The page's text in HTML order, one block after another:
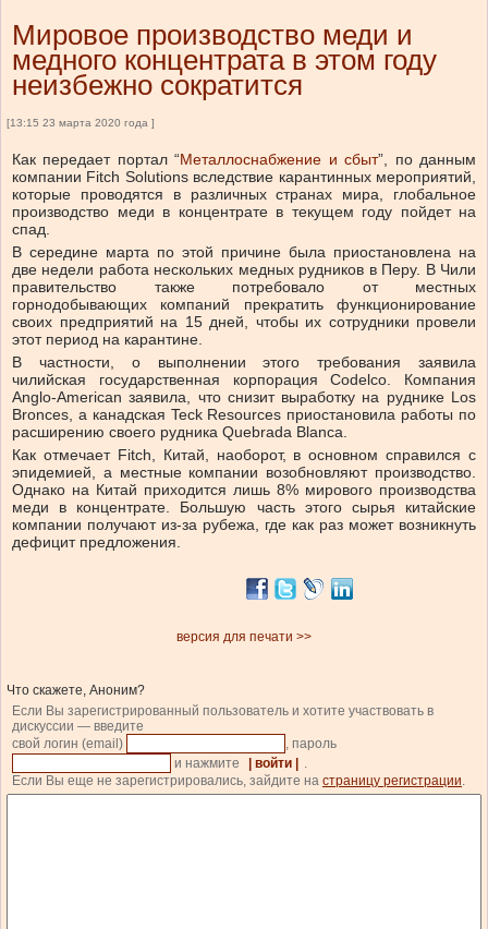
Мировое производство меди и
медного концентрата в этом году
неизбежно сократится
[13:15 23 марта 2020 года ]
Как передает портал “Металлоснабжение и сбыт”, по данным
компании Fitch Solutions вследствие карантинных мероприятий,
которые проводятся в различных странах мира, глобальное
производство меди в концентрате в текущем году пойдет на
спад.
В середине марта по этой причине была приостановлена на
две недели работа нескольких медных рудников в Перу. В Чили
правительство также потребовало от местных
горнодобывающих компаний прекратить функционирование
своих предприятий на 15 дней, чтобы их сотрудники провели
этот период на карантине.
В частности, о выполнении этого требования заявила
чилийская государственная корпорация Codelco. Компания
Anglo-American заявила, что снизит выработку на руднике Los
Bronces, а канадская Teck Resources приостановила работы по
расширению своего рудника Quebrada Blanca.
Как отмечает Fitch, Китай, наоборот, в основном справился с
эпидемией, а местные компании возобновляют производство.
Однако на Китай приходится лишь 8% мирового производства
меди в концентрате. Большую часть этого сырья китайские
компании получают из-за рубежа, где как раз может возникнуть
дефицит предложения.
версия для печати >>
Что скажете, Аноним?
Если Вы зарегистрированный пользователь и хотите участвовать в
дискуссии — введите
свой логин (email)
, пароль
и нажмите
| войти |
.
Если Вы еще не зарегистрировались, зайдите на страницу регистрации.